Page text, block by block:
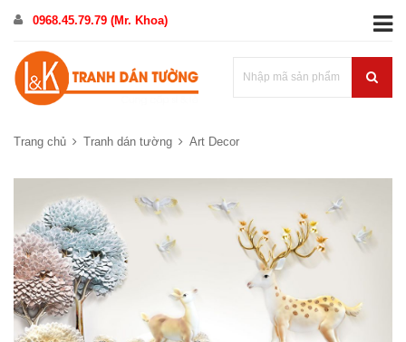
0968.45.79.79 (Mr. Khoa)
Trang chủ Tranh dán tường Art Decor